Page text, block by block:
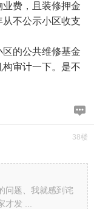
费，且装修押金
不公示小区收支
的公共维修基金
审计一下。是不
38楼
问题、我就感到诧
发 ...